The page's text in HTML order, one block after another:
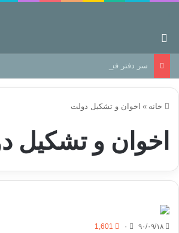
سر دفتر فساد در زمین‌، دوری وکناره‌گیری از
خانه » اخوان و تشکیل دولت
اخوان و تشکیل
۹۰/۰۹/۱۸ ۰ 1,601